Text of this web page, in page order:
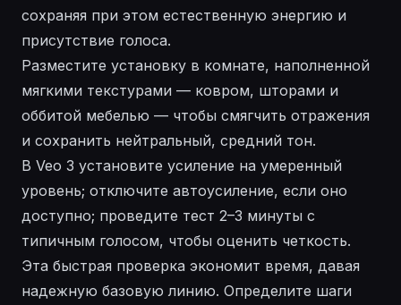
сохраняя при этом естественную энергию и
присутствие голоса.
Разместите установку в комнате, наполненной
мягкими текстурами — ковром, шторами и
оббитой мебелью — чтобы смягчить отражения
и сохранить нейтральный, средний тон.
В Veo 3 установите усиление на умеренный
уровень; отключите автоусиление, если оно
доступно; проведите тест 2–3 минуты с
типичным голосом, чтобы оценить четкость.
Эта быстрая проверка экономит время, давая
надежную базовую линию. Определите шаги